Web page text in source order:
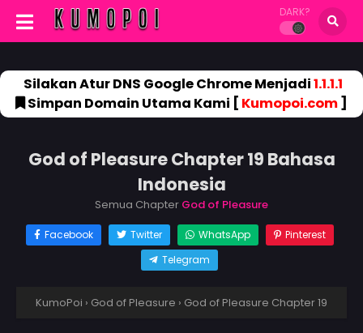
DARK?
Silakan Atur DNS Google Chrome Menjadi1.1.1.1
Simpan Domain Utama Kami [ Kumopoi.com]
God of Pleasure Chapter 19 Bahasa
Indonesia
Semua Chapter God of Pleasure
Facebook Twitter WhatsApp
Pinterest
Telegram
KumoPoi › God of Pleasure › God of Pleasure Chapter 19